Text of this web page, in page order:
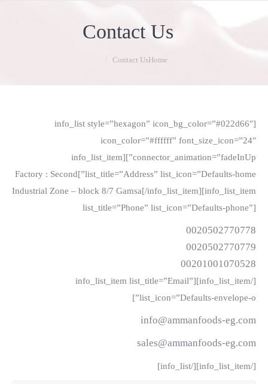
Contact Us
Home
Contact Us
[info_list style=”hexagon” icon_bg_color=”#022d66″
icon_color=”#ffffff” font_size_icon=”24″
connector_animation=”fadeInUp”][info_list_item
list_title=”Address” list_icon=”Defaults-home”]Factory :
Second
Industrial Zone – block 8/7 Gamsa[/info_list_item][info_list_item
list_title=”Phone” list_icon=”Defaults-phone”]
0020502770778
0020502770779
00201001070528
[/info_list_item][info_list_item list_title=”Email”
list_icon=”Defaults-envelope-o”]
info@ammanfoods-eg.com
sales@ammanfoods-eg.com
[/info_list_item][/info_list]